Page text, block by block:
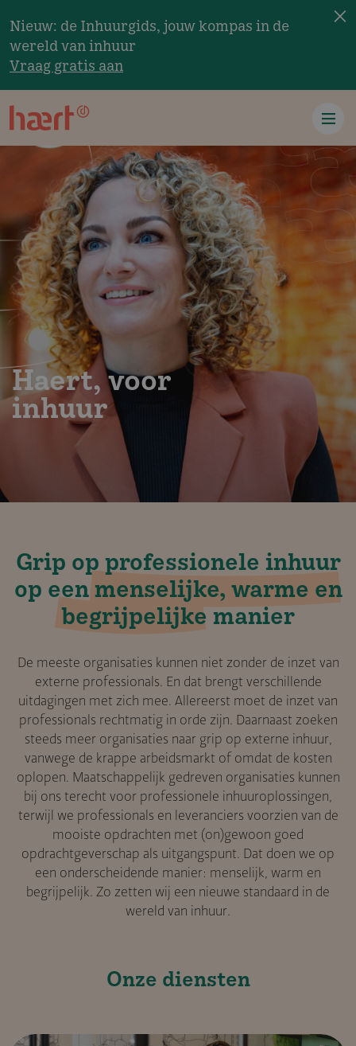
Nieuw: de Inhuurgids, jouw kompas in de
wereld van inhuur
Vraag gratis aan
×
Haert, voor
inhuur
Grip op professi­o­nele inhuur
op eenmenselijke, warme en
begrijpelijkemanier
De meeste organisaties kunnen niet zonder de inzet van
externe professionals. En dat brengt verschillende
uitdagingen met zich mee. Allereerst moet de inzet van
professionals rechtmatig in orde zijn. Daarnaast zoeken
steeds meer organisaties naar grip op externe inhuur,
vanwege de krappe arbeidsmarkt of omdat de kosten
oplopen. Maatschappelijk gedreven organisaties kunnen
bij ons terecht voor professionele inhuuroplossingen,
terwijl we professionals en leveranciers voorzien van de
mooiste opdrachten met (on)gewoon goed
opdrachtgeverschap als uitgangspunt. Dat doen we op
een onderscheidende manier: menselijk, warm en
begrijpelijk. Zo zetten wij een nieuwe standaard in de
wereld van inhuur.
Onze diensten